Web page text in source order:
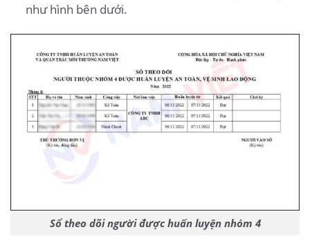
như hình bên dưới.
Sổ theo dõi người được huấn luyện nhóm 4